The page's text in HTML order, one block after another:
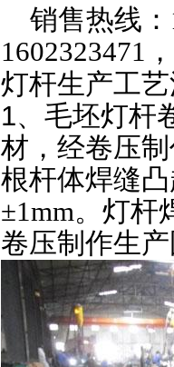
销售热线：
1602323471
灯杆生产工
1、毛坯灯杆
材，经卷压
根杆体焊缝
±1mm。灯杆
卷压制作生